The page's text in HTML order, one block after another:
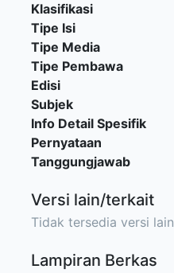
Klasifikasi
Tipe Isi
Tipe Media
Tipe Pembawa
Edisi
Subjek
Info Detail Spesifik
Pernyataan
Tanggungjawab
Versi lain/terkait
Tidak tersedia versi lain
Lampiran Berkas